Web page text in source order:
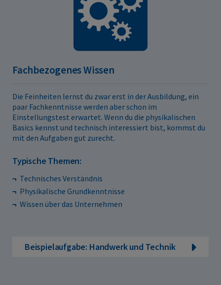
Fachbezogenes Wissen
Die Feinheiten lernst du zwar erst in der Ausbildung, ein
paar Fachkenntnisse werden aber schon im
Einstellungstest erwartet. Wenn du die physikalischen
Basics kennst und technisch interessiert bist, kommst du
mit den Aufgaben gut zurecht.
Typische Themen:
Technisches Verständnis
Physikalische Grundkenntnisse
Wissen über das Unternehmen
Beispielaufgabe: Handwerk und Technik